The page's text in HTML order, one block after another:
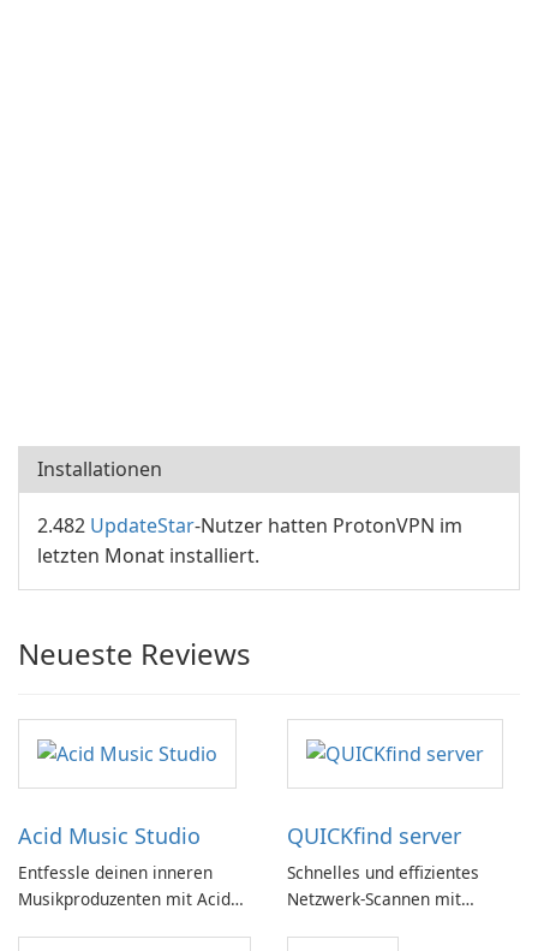
Installationen
2.482 UpdateStar-Nutzer hatten ProtonVPN im
letzten Monat installiert.
Neueste Reviews
Acid Music Studio
Entfessle deinen inneren
Musikproduzenten mit Acid
QUICKfind server
Schnelles und effizientes
Netzwerk-Scannen mit